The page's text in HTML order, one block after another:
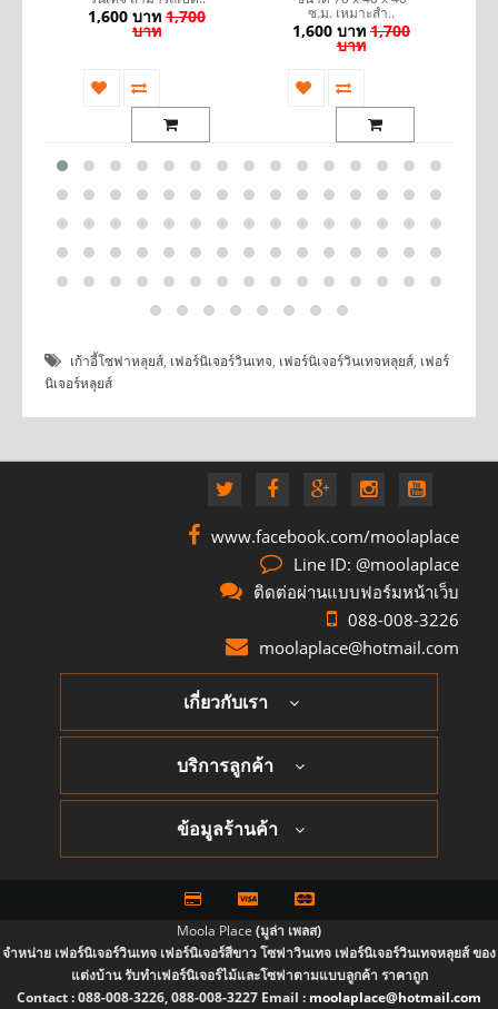
1,600 บาท 1,700
บาท
ซ.ม. เหมาะสำ..
1,600 บาท 1,700
บาท
เก้าอี้โซฟาหลุยส์, เฟอร์นิเจอร์วินเทจ, เฟอร์นิเจอร์วินเทจหลุยส์, เฟอร์
นิเจอร์หลุยส์
www.facebook.com/moolaplace
Line ID: @moolaplace
ติดต่อผ่านแบบฟอร์มหน้าเว็บ
088-008-3226
moolaplace@hotmail.com
เกี่ยวกับเรา
บริการลูกค้า
ข้อมูลร้านค้า
Moola Place (มูล่า เพลส)
จำหน่าย เฟอร์นิเจอร์วินเทจ เฟอร์นิเจอร์สีขาว โซฟาวินเทจ เฟอร์นิเจอร์วินเทจหลุยส์ ของ
แต่งบ้าน รับทำเฟอร์นิเจอร์ไม้และโซฟาตามแบบลูกค้า ราคาถูก
Contact :088-008-3226, 088-008-3227 Email : moolaplace@hotmail.com